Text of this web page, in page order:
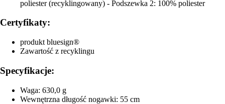
poliester (recyklingowany) - Podszewka 2: 100% poliester
Certyfikaty:
produkt bluesign®
Zawartość z recyklingu
Specyfikacje:
Waga: 630,0 g
Wewnętrzna długość nogawki: 55 cm